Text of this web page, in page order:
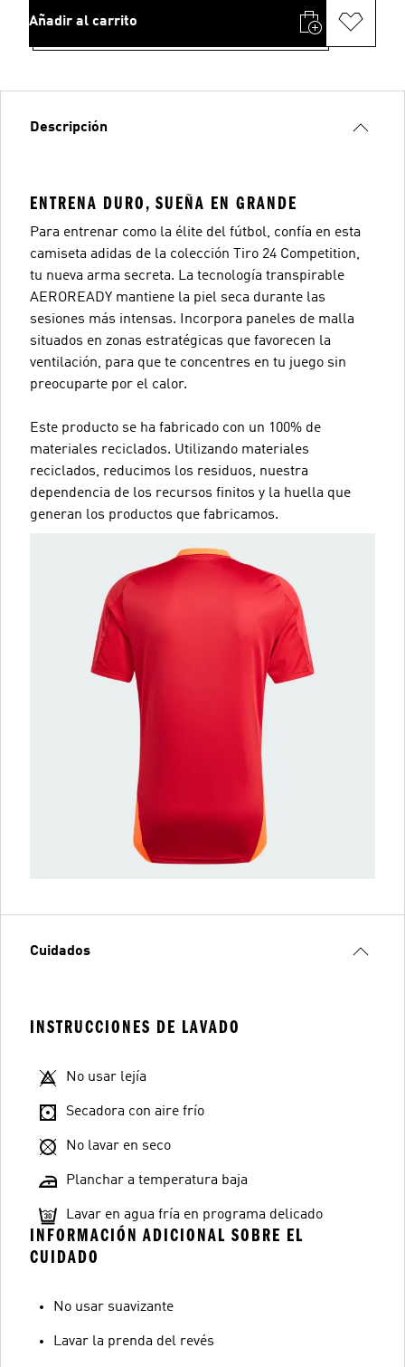
Añadir al carrito
Descripción
ENTRENA DURO, SUEÑA EN GRANDE
Para entrenar como la élite del fútbol, confía en esta
camiseta adidas de la colección Tiro 24 Competition,
tu nueva arma secreta. La tecnología transpirable
AEROREADY mantiene la piel seca durante las
sesiones más intensas. Incorpora paneles de malla
situados en zonas estratégicas que favorecen la
ventilación, para que te concentres en tu juego sin
preocuparte por el calor.
Este producto se ha fabricado con un 100% de
materiales reciclados. Utilizando materiales
reciclados, reducimos los residuos, nuestra
dependencia de los recursos finitos y la huella que
generan los productos que fabricamos.
Cuidados
INSTRUCCIONES DE LAVADO
No usar lejía
Secadora con aire frío
No lavar en seco
Planchar a temperatura baja
Lavar en agua fría en programa delicado
INFORMACIÓN ADICIONAL SOBRE EL
CUIDADO
No usar suavizante
Lavar la prenda del revés